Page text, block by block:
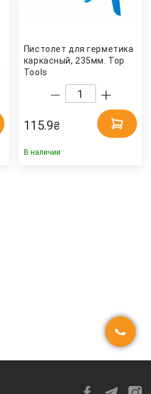
Пистолет для герметика
каркасный, 235мм. Top
Tools
115.9₴
В наличии